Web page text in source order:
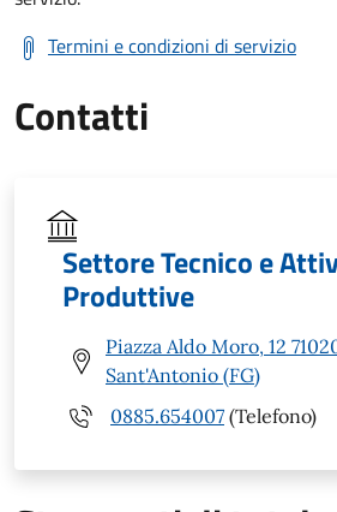
Termini e condizioni di servizio
Contatti
Settore Tecnico e
Produttive
Piazza Aldo Moro, 12
Sant'Antonio (FG)
0885.654007 (Telefono)